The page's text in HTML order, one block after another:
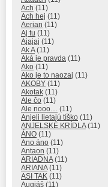
Ach (11)
Ach hej (11)
Aerian (11)
Aj tu (11)
Ajajaj (11)
Ak A(11)
Aká je pravda (11)
Ako (11)
Ako je to naozaj (11)
AKOBY (11)
Akotak (11)
Ale čo (11)
Ale nooo…
(11)
Anjeli lietajú tíško (11)
ANJELSKÉ KRÍDLA(11)
ÁNO (11)
Ano áno (11)
Antaon (11)
ARIADNA(11)
ARIANA(11)
ASI TAK (11)
Augiáš (11)